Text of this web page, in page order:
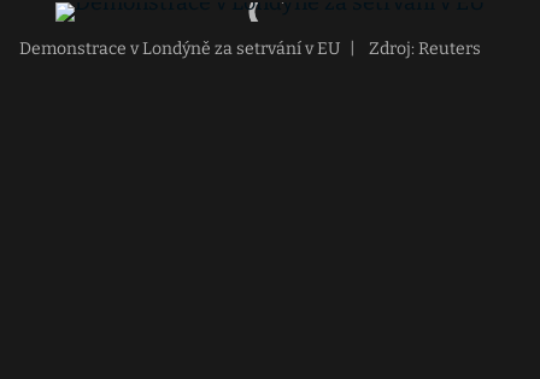
Demonstrace v Londýně za setrvání v EU Zdroj: Reuters